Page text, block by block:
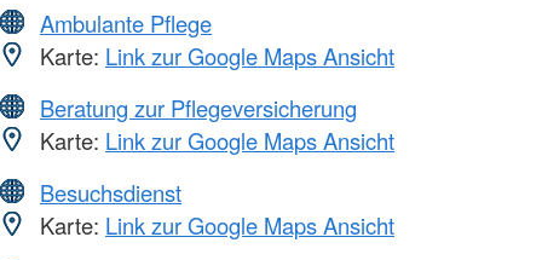
Ambulante Pflege
Karte: Link zur Google Maps Ansicht
Beratung zur Pflegeversicherung
Karte: Link zur Google Maps Ansicht
Besuchsdienst
Karte: Link zur Google Maps Ansicht